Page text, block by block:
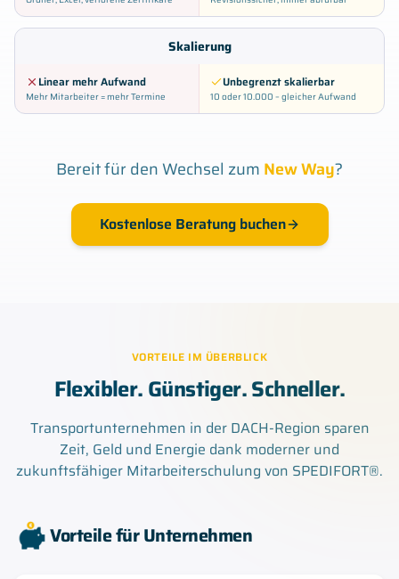
Skalierung
Linear mehr Aufwand
Mehr Mitarbeiter = mehr Termine
Unbegrenzt skalierbar
10 oder 10.000 – gleicher Aufwand
Bereit für den Wechsel zum New Way?
Kostenlose Beratung buchen
VORTEILE IM ÜBERBLICK
Flexibler. Günstiger. Schneller.
Transportunternehmen in der DACH-Region sparen
Zeit, Geld und Energie dank moderner und
zukunftsfähiger Mitarbeiterschulung von SPEDIFORT®.
Vorteile für Unternehmen